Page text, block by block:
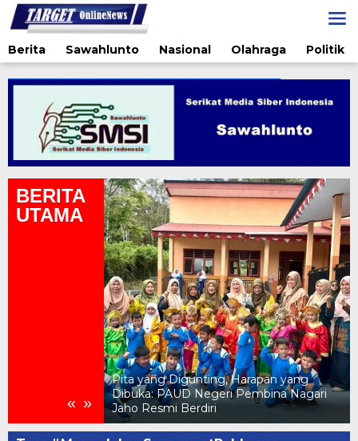
Lewati
ke
konten
Berita
Sawahlunto Nasional Olahraga Politik
BERITA
UTAMA
« »
Daerah
Pita yang Digunting, Harapan yang
Dibuka: PAUD Negeri Pembina Nagari
Jaho Resmi Berdiri